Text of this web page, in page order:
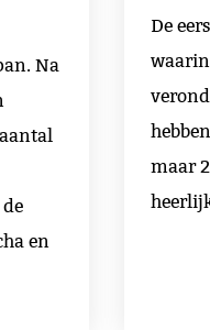
Na
en
De
maar